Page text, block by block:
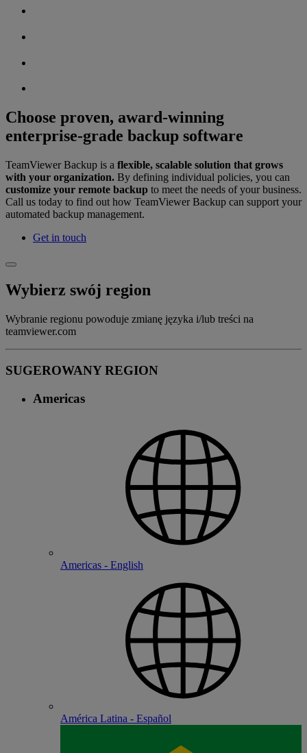
Choose proven, award-winning
enterprise-grade backup software
TeamViewer Backup is a flexible, scalable solution that grows
with your organization. By defining individual policies, you can
customize your remote backup to meet the needs of your business.
Call us today to find out how TeamViewer Backup can support your
automated backup management.
Get in touch
Wybierz swój region
Wybranie regionu powoduje zmianę języka i/lub treści na
teamviewer.com
SUGEROWANY REGION
Americas
Americas - English
América Latina - Español